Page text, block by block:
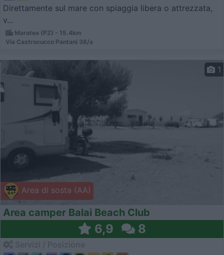
Direttamente sul mare con spiaggia libera o attrezzata,
v...
Maratea (PZ) - 15.4km
Via Castrocucco Pantani 38/a
Area di sosta (AA)
1
Area camper Balai Beach Club
6,9 8